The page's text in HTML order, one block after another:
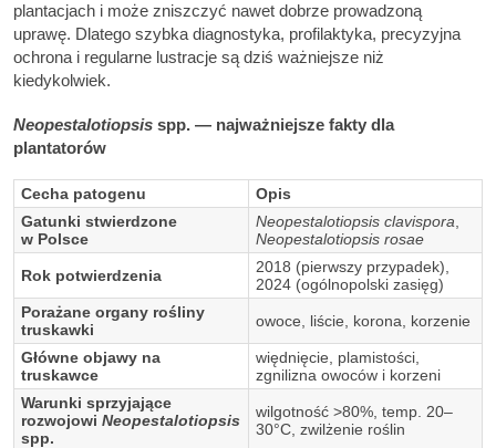
plantacjach i może zniszczyć nawet dobrze prowadzoną
uprawę. Dlatego szybka diagnostyka, profilaktyka, precyzyjna
ochrona i regularne lustracje są dziś ważniejsze niż
kiedykolwiek.
Neopestalotiopsis spp. — najważniejsze fakty dla
plantatorów
Cecha patogenu
Opis
Gatunki stwierdzone
w Polsce
Neopestalotiopsis clavispora
Neopestalotiopsis rosae
Rok potwierdzenia
2018 (pierwszy przypadek),
2024 (ogólnopolski zasięg)
Porażane organy rośliny
truskawki
owoce, liście, korona, korzenie
Główne objawy na
truskawce
więdnięcie, plamistości,
zgnilizna owoców i korzeni
Warunki sprzyjające
rozwojowi Neopestalotiopsis
spp.
wilgotność >80%, temp. 20–
30°C, zwilżenie roślin